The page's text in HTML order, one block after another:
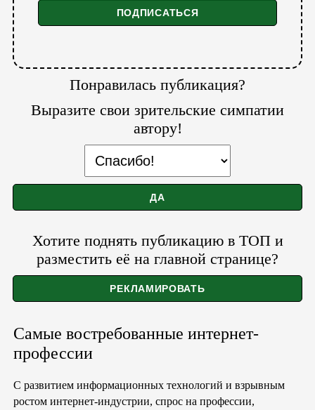
Понравилась публикация?
Выразите свои зрительские симпатии
автору!
Хотите поднять публикацию в ТОП и
разместить её на главной странице?
Самые востребованные интернет-
профессии
С развитием информационных технологий и взрывным
ростом интернет-индустрии, спрос на профессии,